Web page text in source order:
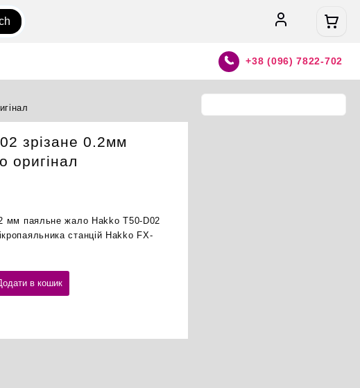
+38 (096) 7822-702
зрізане 0.2мм
оригінал
мм паяльне жало Hakko T50-D02
станцій Hakko FX-
в кошик